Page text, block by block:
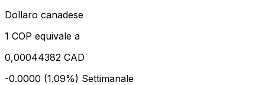
Dollaro canadese
1 COP equivale a
0,00044382 CAD
-0.0000 (1.09%) Settimanale